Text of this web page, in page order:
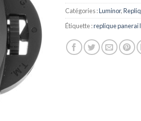
Catégories :Luminor,
Étiquette :replique panerai